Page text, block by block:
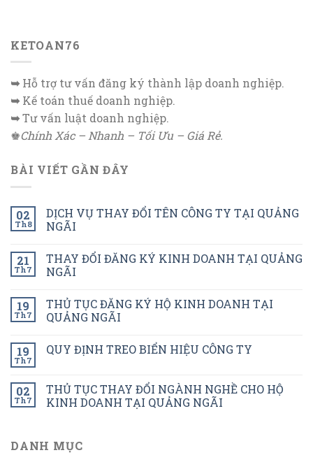
KETOAN76
➥Hỗ trợ tư vấn đăng ký thành lập doanh nghiệp.
➥Kế toán thuế doanh nghiệp.
➥Tư vấn luật doanh nghiệp.
♚Chính Xác – Nhanh – Tối Ưu – Giá Rẻ.
BÀI VIẾT GẦN ĐÂY
02
Th8
DỊCH VỤ THAY ĐỔI TÊN CÔNG TY TẠI QUẢNG
NGÃI
21
Th7
THAY ĐỔI ĐĂNG KÝ KINH DOANH TẠI QUẢNG
NGÃI
19
Th7
THỦ TỤC ĐĂNG KÝ HỘ KINH DOANH TẠI
QUẢNG NGÃI
19
Th7
QUY ĐỊNH TREO BIỂN HIỆU CÔNG TY
02
Th7
THỦ TỤC THAY ĐỔI NGÀNH NGHỀ CHO HỘ
KINH DOANH TẠI QUẢNG NGÃI
DANH MỤC